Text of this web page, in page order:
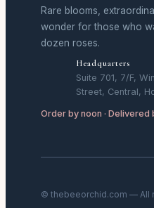
Rare blooms,
wonder for those who
dozen roses.
Headquarters
Suite 701, 7/F,
Street, Central,
Order by noon · Delivered
© thebeeorchid.com — All